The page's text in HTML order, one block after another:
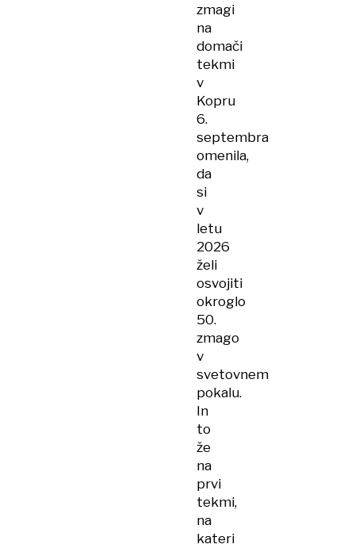
zmagi
na
domači
tekmi
v
Kopru
6.
septembra
omenila,
da
si
v
letu
2026
želi
osvojiti
okroglo
50.
zmago
v
svetovnem
pokalu.
In
to
že
na
prvi
tekmi,
na
kateri